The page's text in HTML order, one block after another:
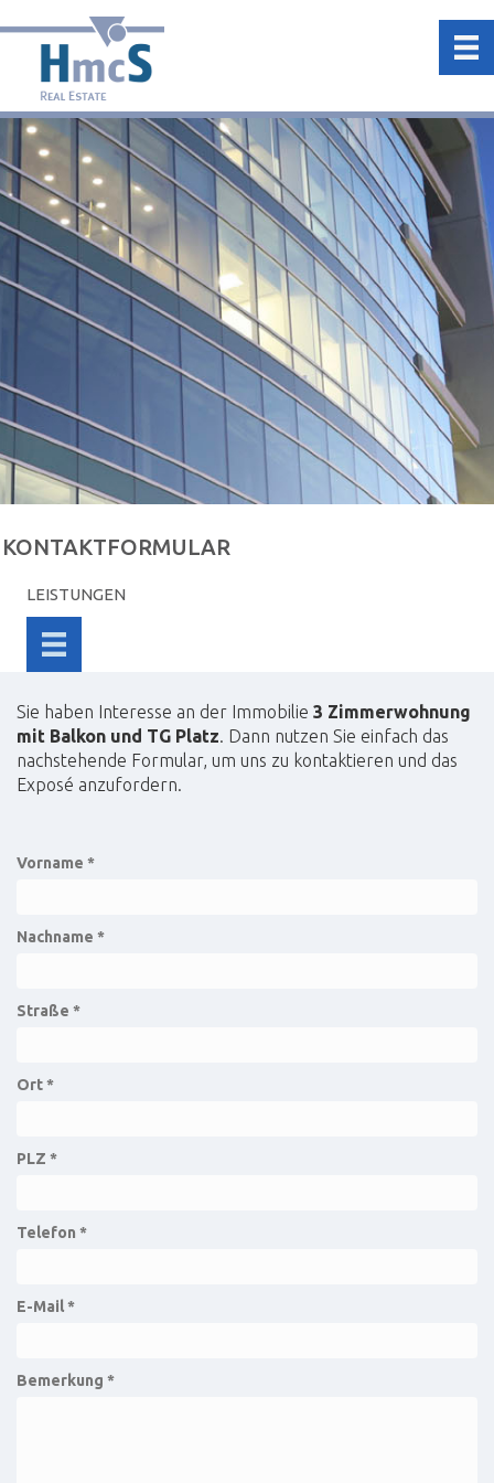
KONTAKTFORMULAR
LEISTUNGEN
Sie haben Interesse an der Immobilie 3 Zimmerwohnung
mit Balkon und TG Platz. Dann nutzen Sie einfach das
nachstehende Formular, um uns zu kontaktieren und das
Exposé anzufordern.
Vorname *
Nachname *
Straße *
Ort *
PLZ *
Telefon *
E-Mail *
Bemerkung *